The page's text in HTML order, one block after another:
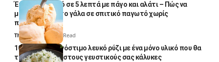
Έτοιμο παγωτό σε 5 λεπτά με πάγο και αλάτι – Πώς να
μετατρέψετε το γάλα σε σπιτικό παγωτό χωρίς
παγωτομηχανή
Thali Ombre 4 Min Read
10 φορές ποιο νόστιμο λευκό ρύζι με ένα μόνο υλικό που θα
το απογειώσει στους γευστικούς σας κάλυκες